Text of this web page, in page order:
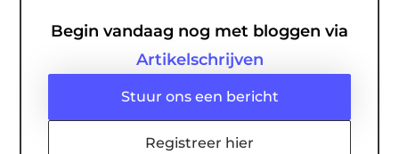
Begin vandaag nog met bloggen via
Artikelschrijven
Stuur ons een bericht
Registreer hier